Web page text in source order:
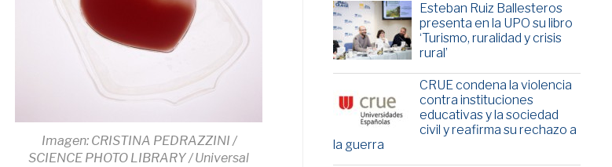
Imagen: CRISTINA PEDRAZZINI /
SCIENCE PHOTO LIBRARY / Universal
Esteban Ruiz Ballesteros
presenta en la UPO su libro
‘Turismo, ruralidad y crisis
rural’
CRUE condena la violencia
contra instituciones
educativas y la sociedad
civil y reafirma su rechazo a
la guerra